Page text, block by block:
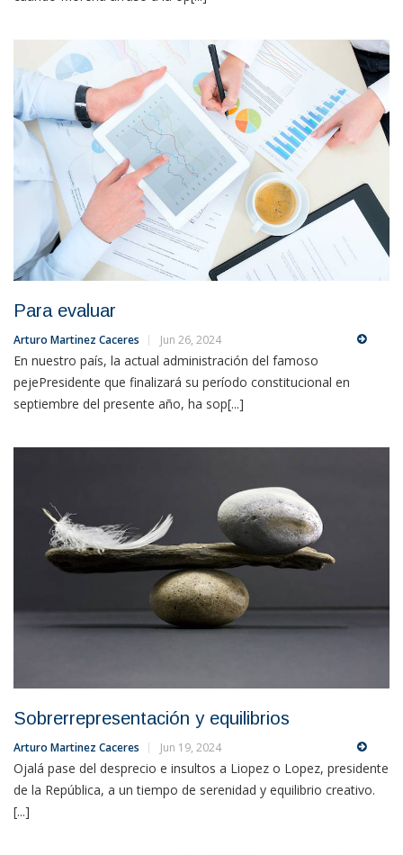
Para evaluar
Arturo Martinez Caceres Jun 26, 2024
En nuestro país, la actual administración del famoso
pejePresidente que finalizará su período constitucional en
septiembre del presente año, ha sop[...]
Sobrerrepresentación y equilibrios
Arturo Martinez Caceres Jun 19, 2024
Ojalá pase del desprecio e insultos a Liopez o Lopez, presidente
de la República, a un tiempo de serenidad y equilibrio creativo.
[...]